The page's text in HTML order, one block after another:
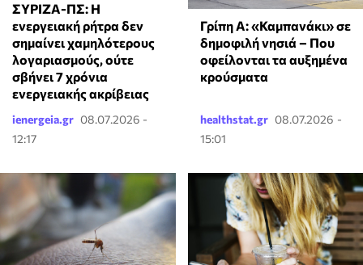
ΣΥΡΙΖΑ-ΠΣ: Η
ενεργειακή ρήτρα δεν
σημαίνει χαμηλότερους
λογαριασμούς, ούτε
σβήνει 7 χρόνια
ενεργειακής ακρίβειας
ienergeia.gr 08.07.2026 -
12:17
Γρίπη Α: «Καμπανάκι» σε
δημοφιλή νησιά – Που
οφείλονται τα αυξημένα
κρούσματα
healthstat.gr 08.07.2026 -
15:01